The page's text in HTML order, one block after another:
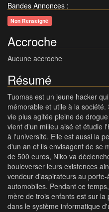
Bandes Annonces :
Non Renseigné
Accroche
Aucune accroche
Résumé
Tuomas est un jeune hacker
mémorable et utile à la
vie plus agitée pleine de
vient d'un milieu aisé et étudie
à l'université. Elle est aussi la
d'un an et ils envisagent de se
de 500 euros, Niko va
bouleverser leurs existences
vendeur d'aspirateurs au
automobiles. Pendant ce
mère de trois enfants est sur
dans le système informatique